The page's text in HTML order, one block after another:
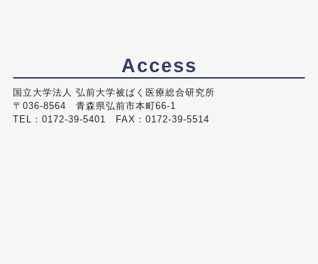
Access
国立大学法人 弘前大学被ばく医療総合研究所
〒036-8564 青森県弘前市本町66-1
TEL：0172-39-5401 FAX：0172-39-5514